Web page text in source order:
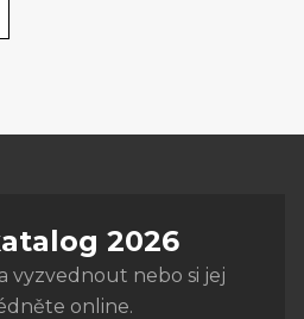
2026
vyzvednout nebo si jej
online.